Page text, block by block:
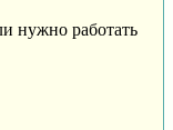
нужно работать